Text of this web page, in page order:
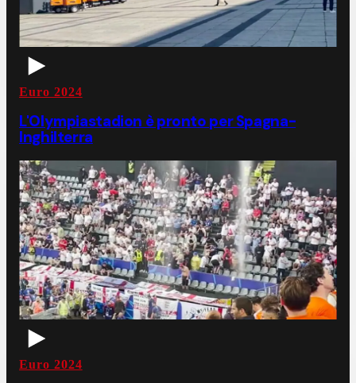
Euro 2024
L'Olympiastadion è pronto per Spagna-
Inghilterra
Euro 2024